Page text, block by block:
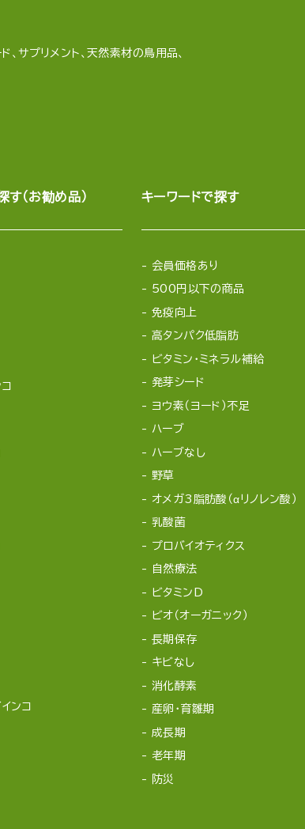
サプリメント、天然素材の鳥用品、
（お勧め品）
ンコ
キーワードで探す
会員価格あり
500円以下の商品
免疫向上
高タンパク低脂肪
ビタミン・ミネラル補給
発芽シード
ヨウ素（ヨード）不足
ハーブ
ハーブなし
野草
オメガ3脂肪酸（αリノレン酸）
乳酸菌
プロバイオティクス
自然療法
ビタミンD
ビオ（オーガニック）
長期保存
キビなし
消化酵素
産卵・育雛期
成長期
老年期
防災